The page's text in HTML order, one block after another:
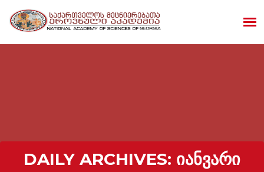
DAILY ARCHIVES: ᲘᲐᲜᲕᲐᲠᲘ